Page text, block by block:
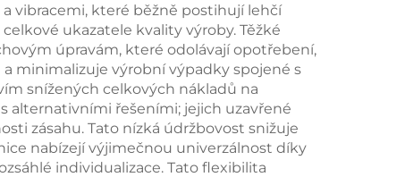
vibracemi, které běžně postihují lehčí
ukazatele kvality výroby. Těžké
úpravám, které odolávají opotřebení,
minimalizuje výrobní výpadky spojené s
snížených celkových nákladů na
alternativními řešeními; jejich uzavřené
zásahu. Tato nízká údržbovost snižuje
nabízejí výjimečnou univerzálnost díky
individualizace. Tato flexibilita